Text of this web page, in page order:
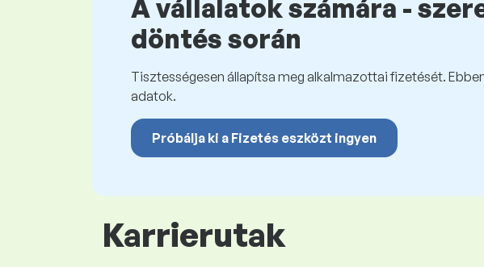
A vállalatok számára -
döntés során
Tisztességesen állapítsa meg alkalmazottai fizetését.
adatok.
Próbálja ki a Fizetés eszközt ingyen
Karrierutak